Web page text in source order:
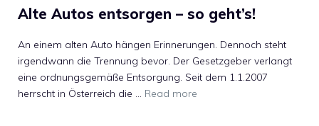
Alte Autos entsorgen – so geht’s!
An einem alten Auto hängen Erinnerungen. Dennoch steht
irgendwann die Trennung bevor. Der Gesetzgeber verlangt
eine ordnungsgemäße Entsorgung. Seit dem 1.1.2007
herrscht in Österreich die … Read more